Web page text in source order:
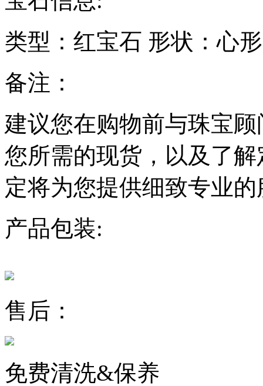
类型： 红宝石 形状：心形
备注：
建议您在购物前与珠宝
您所需的现货，以及了
定将为您提供细致专业
产品包装:
售后：
免费清洗&保养